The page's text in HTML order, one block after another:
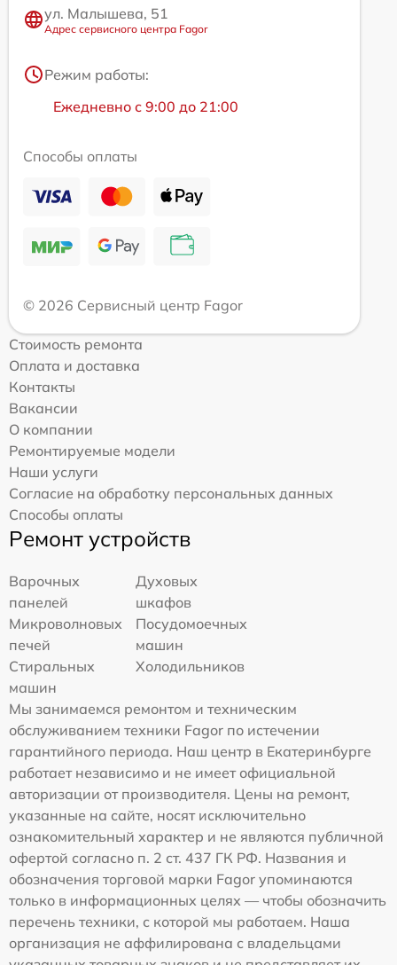
ул. Малышева, 51
Адрес сервисного центра Fagor
Режим работы:
Ежедневно с 9:00 до 21:00
Способы оплаты
© 2026 Сервисный центр Fagor
Стоимость ремонта
Оплата и доставка
Контакты
Вакансии
О компании
Ремонтируемые модели
Наши услуги
Согласие на обработку персональных данных
Способы оплаты
Ремонт устройств
Варочных
панелей
Духовых
шкафов
Микроволновых
печей
Посудомоечных
машин
Стиральных
машин
Холодильников
Мы занимаемся ремонтом и техническим
обслуживанием техники Fagor по истечении
гарантийного периода. Наш центр в Екатеринбурге
работает независимо и не имеет официальной
авторизации от производителя. Цены на ремонт,
указанные на сайте, носят исключительно
ознакомительный характер и не являются публичной
офертой согласно п. 2 ст. 437 ГК РФ. Названия и
обозначения торговой марки Fagor упоминаются
только в информационных целях — чтобы обозначить
перечень техники, с которой мы работаем. Наша
организация не аффилирована с владельцами